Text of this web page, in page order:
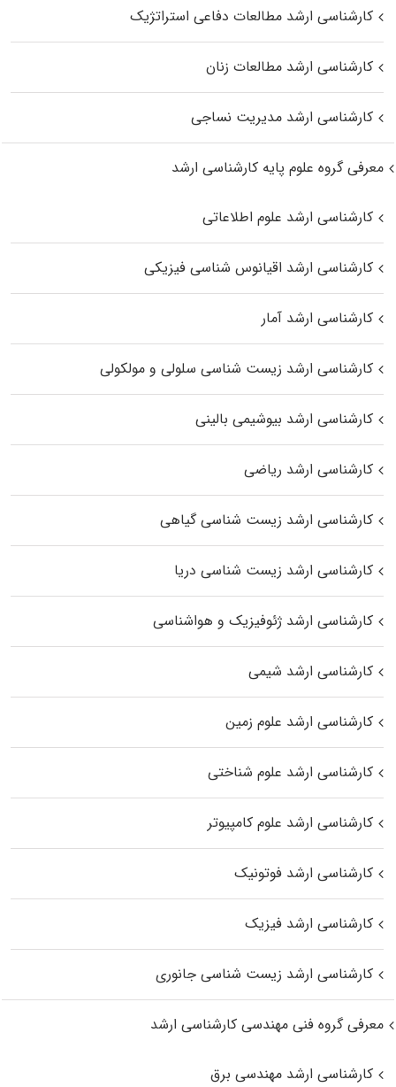
کارشناسی ارشد مطالعات دفاعی استراتژیک
کارشناسی ارشد مطالعات زنان
کارشناسی ارشد مدیریت نساجی
معرفی گروه علوم پایه کارشناسی ارشد
کارشناسی ارشد علوم اطلاعاتی
کارشناسی ارشد اقیانوس‌ شناسی فیزیکی
کارشناسی ارشد آمار
کارشناسی ارشد زیست شناسی سلولی و مولکولی
کارشناسی ارشد بیوشیمی بالینی
کارشناسی ارشد ریاضی
کارشناسی ارشد زیست‌ شناسی گیاهی
کارشناسی ارشد زیست‌ شناسی دریا
کارشناسی ارشد ژئوفیزیک و هواشناسی
کارشناسی ارشد شیمی
کارشناسی ارشد علوم زمین
کارشناسی ارشد علوم شناختی
کارشناسی ارشد علوم کامپیوتر
کارشناسی ارشد فوتونیک
کارشناسی ارشد فیزیک
کارشناسی ارشد زیست‌ شناسی جانوری
معرفی گروه فنی مهندسی کارشناسی ارشد
کارشناسی ارشد مهندسی برق